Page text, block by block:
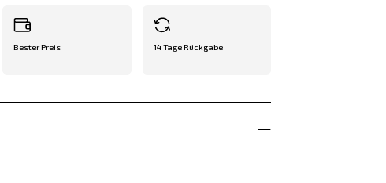
Bester Preis 14 Tage Rückgabe